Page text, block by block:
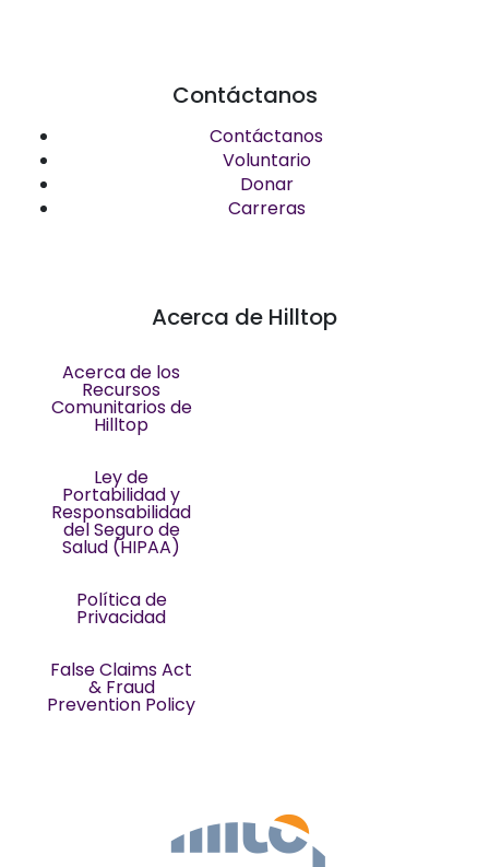
Contáctanos
Contáctanos
Voluntario
Donar
Carreras
Acerca de Hilltop
Acerca de los
Recursos
Comunitarios de
Hilltop
Ley de
Portabilidad y
Responsabilidad
del Seguro de
Salud (HIPAA)
Política de
Privacidad
False Claims Act
& Fraud
Prevention Policy